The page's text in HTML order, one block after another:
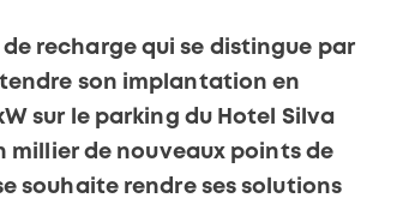
de recharge qui se distingue par
son implantation en
sur le parking du Hotel Silva
millier de nouveaux points de
souhaite rendre ses solutions